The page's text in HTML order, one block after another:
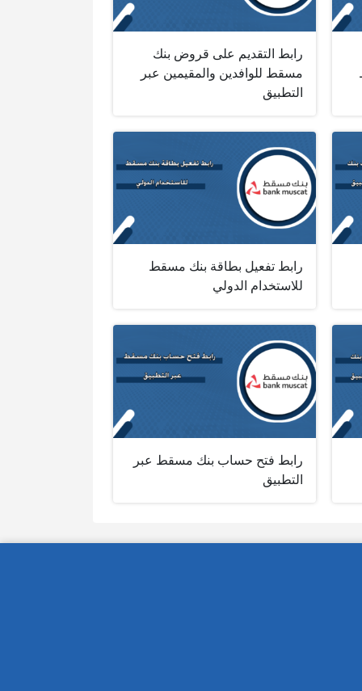
رابط التقديم على قروض بنك
مسقط للوافدين والمقيمين عبر
التطبيق
رابط تفعيل بطاقة بنك مسقط
للاستخدام الدولي
رابط فتح حساب بنك مسقط عبر
التطبيق